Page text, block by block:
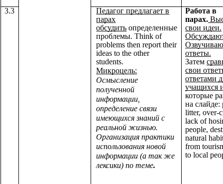
3.3
Педагог предлагает в
парах
обсудить определенные
проблемы. Think of
problems then report their
ideas to the other
students.
Микроцель:
Осмысление
полученной
информации,
определение связи
имеющихся знаний с
реальной жизнью.
Организация практики
использования новой
информации (а так же
лексики) по теме.
Работа в
парах.
свои идеи.
ответы.
Затем
свои
ответами
учащихся
которые
на
litter, over-
lack of
people,
natural
from
to local